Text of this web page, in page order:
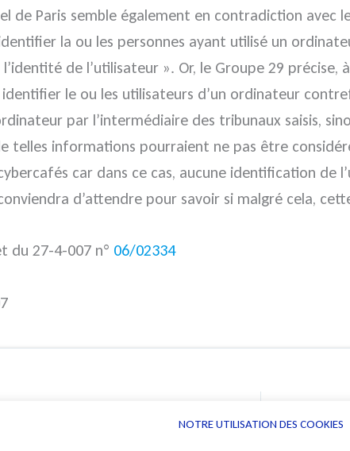
de Paris semble également en contradiction
la ou les personnes ayant utilisé un
de l’utilisateur ». Or, le Groupe 29
le ou les utilisateurs d’un ordinateur
par l’intermédiaire des tribunaux saisis,
telles informations pourraient ne pas être
car dans ce cas, aucune identification
d’attendre pour savoir si malgré cela,
du 27-4-007 n° 06/02334
NOTRE UTILISATION DES COOKIES